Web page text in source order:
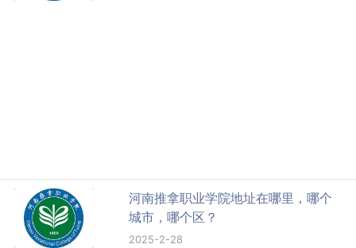
河南推拿职业学院地址在哪里，哪个
城市，哪个区？
2025-2-28